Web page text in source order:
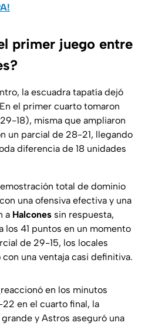
primer juego entre
la escuadra tapatía dejó
el primer cuarto tomaron
18), misma que ampliaron
un parcial de 28-21, llegando
diferencia de 18 unidades
total de dominio
una ofensiva efectiva y una
a Halcones sin respuesta,
los 41 puntos en un momento
de 29-15, los locales
una ventaja casi definitiva.
reaccionó en los minutos
en el cuarto final, la
y Astros aseguró una